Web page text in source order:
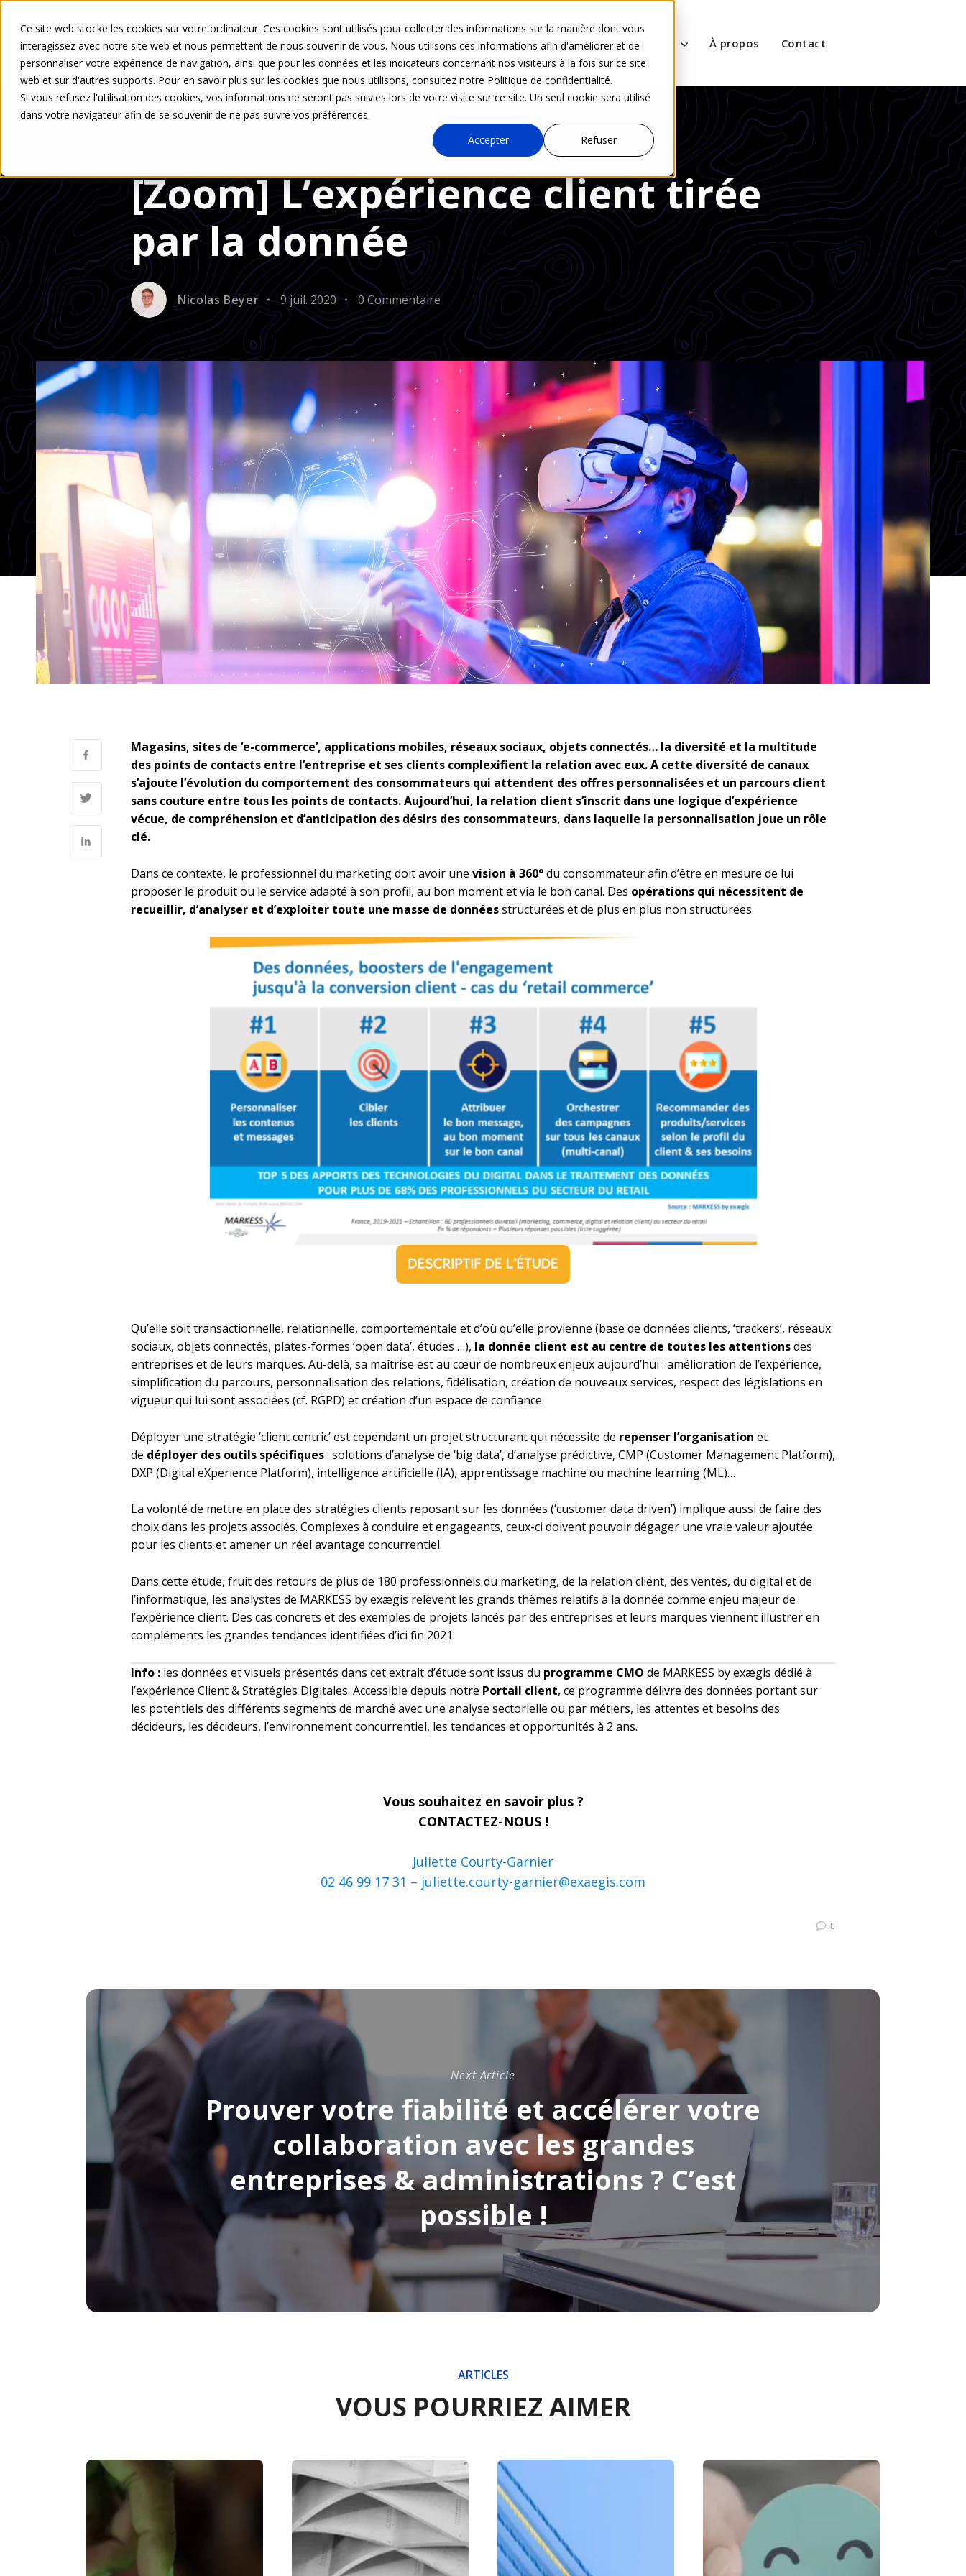
Ce site web stocke les cookies sur votre ordinateur. Ces cookies sont utilisés pour collecter des informations sur la manière dont vous
interagissez avec notre site web et nous permettent de nous souvenir de vous. Nous utilisons ces informations afin d'améliorer et de
personnaliser votre expérience de navigation, ainsi que pour les données et les indicateurs concernant nos visiteurs à la fois sur ce site
web et sur d'autres supports. Pour en savoir plus sur les cookies que nous utilisons, consultez notre Politique de confidentialité.
Si vous refusez l'utilisation des cookies, vos informations ne seront pas suivies lors de votre visite sur ce site. Un seul cookie sera utilisé
dans votre navigateur afin de se souvenir de ne pas suivre vos préférences.
Accepter
Refuser
Votre profil Nos activités Solutions Actualités Accès directs À propos Contact
[Zoom] L’expérience client tirée
par la donnée
Nicolas Beyer 9 juil. 2020 0 Commentaire
Magasins, sites de ‘e-commerce’, applications mobiles, réseaux sociaux, objets connectés… la diversité et la multitude
des points de contacts entre l’entreprise et ses clients complexifient la relation avec eux. A cette diversité de canaux
s’ajoute l’évolution du comportement des consommateurs qui attendent des offres personnalisées et un parcours client
sans couture entre tous les points de contacts. Aujourd’hui, la relation client s’inscrit dans une logique d’expérience
vécue, de compréhension et d’anticipation des désirs des consommateurs, dans laquelle la personnalisation joue un rôle
clé.
Dans ce contexte, le professionnel du marketing doit avoir une vision à 360°du consommateur afin d’être en mesure de lui
proposer le produit ou le service adapté à son profil, au bon moment et via le bon canal. Des opérations qui nécessitent de
recueillir, d’analyser et d’exploiter toute une masse de donnéesstructurées et de plus en plus non structurées.
Qu’elle soit transactionnelle, relationnelle, comportementale et d’où qu’elle provienne (base de données clients, ‘trackers’, réseaux
sociaux, objets connectés, plates-formes ‘open data’, études …), la donnée client est au centre de toutes les attentionsdes
entreprises et de leurs marques. Au-delà, sa maîtrise est au cœur de nombreux enjeux aujourd’hui : amélioration de l’expérience,
simplification du parcours, personnalisation des relations, fidélisation, création de nouveaux services, respect des législations en
vigueur qui lui sont associées (cf. RGPD) et création d’un espace de confiance.
Déployer une stratégie ‘client centric’ est cependant un projet structurant qui nécessite de repenser l’organisation et
de déployer des outils spécifiques: solutions d’analyse de ‘big data’, d’analyse prédictive, CMP (Customer Management Platform),
DXP (Digital eXperience Platform), intelligence artificielle (IA), apprentissage machine ou machine learning (ML)…
La volonté de mettre en place des stratégies clients reposant sur les données (‘customer data driven’) implique aussi de faire des
choix dans les projets associés. Complexes à conduire et engageants, ceux-ci doivent pouvoir dégager une vraie valeur ajoutée
pour les clients et amener un réel avantage concurrentiel.
Dans cette étude, fruit des retours de plus de 180 professionnels du marketing, de la relation client, des ventes, du digital et de
l’informatique, les analystes de MARKESS by exægis relèvent les grands thèmes relatifs à la donnée comme enjeu majeur de
l’expérience client. Des cas concrets et des exemples de projets lancés par des entreprises et leurs marques viennent illustrer en
compléments les grandes tendances identifiées d’ici fin 2021.
Info : les données et visuels présentés dans cet extrait d’étude sont issus du programme CMO de MARKESS by exægis dédié à
l’expérience Client & Stratégies Digitales. Accessible depuis notre Portail client, ce programme délivre des données portant sur
les potentiels des différents segments de marché avec une analyse sectorielle ou par métiers, les attentes et besoins des
décideurs, les décideurs, l’environnement concurrentiel, les tendances et opportunités à 2 ans.
Vous souhaitez en savoir plus ?
CONTACTEZ-NOUS !
Juliette Courty-Garnier
02 46 99 17 31 – juliette.courty-garnier@exaegis.com
0
Next Article
Prouver votre fiabilité et accélérer votre
collaboration avec les grandes
entreprises & administrations ? C’est
possible !
ARTICLES
VOUS POURRIEZ AIMER